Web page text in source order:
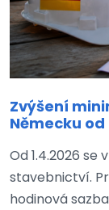
Zvýšení
Německu od
Od 1.4.2026
stavebnictví.
hodinová